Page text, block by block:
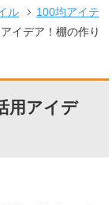
ル
100均アイテ
イデア！棚の作り
用アイデ